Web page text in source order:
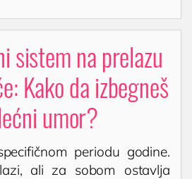
MEDICINA
ili ehokardiografija srca)
sistem na prelazu
Kako da izbegneš
umor?
periodu godine.
ali za sobom ostavlja